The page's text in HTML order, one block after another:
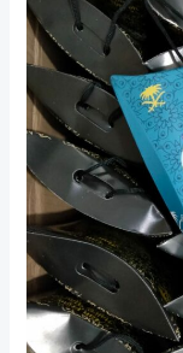
Eksklusif
untuk
Berbagi
Berkah